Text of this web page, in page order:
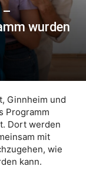
–
wurden
Ginnheim und
Programm
Dort werden
mit
wie
kann.